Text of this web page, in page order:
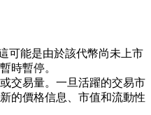
可能是由於該代幣尚未上市
時暫停。
交易量。一旦活躍的交易市
的價格信息、市值和流動性